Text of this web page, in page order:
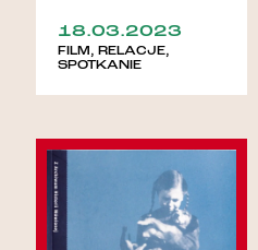
18.03.2023
FILM, RELACJE,
SPOTKANIE